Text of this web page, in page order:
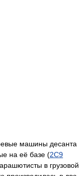
машины десанта
на её базе (2С9
в грузовой